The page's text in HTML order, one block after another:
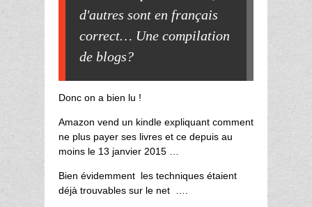
d'autres sont en français
correct… Une compilation
de blogs?
Donc on a bien lu !
Amazon vend un kindle expliquant comment
ne plus payer ses livres et ce depuis au
moins le 13 janvier 2015 …
Bien évidemment les techniques étaient
déjà trouvables sur le net ….